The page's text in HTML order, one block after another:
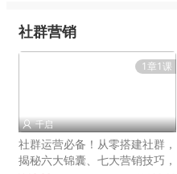
社群营销
1章1课
 千启
社群运营必备！从零搭建社群，
揭秘六大锦囊、七大营销技巧，